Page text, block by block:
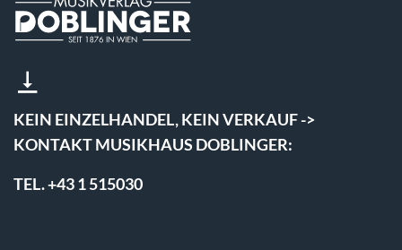
KEIN EINZELHANDEL, KEIN VERKAUF ->
KONTAKT MUSIKHAUS DOBLINGER:
TEL. +43 1 515030